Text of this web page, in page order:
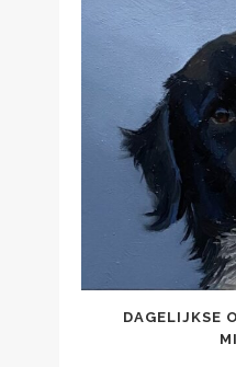
DAGELIJKSE